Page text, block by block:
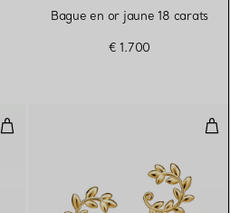
Bague en or jaune 18 carats
€ 1.700
Pendentif Olive Leaf